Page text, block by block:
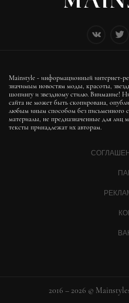
Mainstyle - информационный интернет-
значимым новостям моды, красоты,
шопингу и звездному стилю. Внимание!
сайта не может быть скопирована,
любым иным способом без письменного
материалы, не предназначенные для лиц
тексты принадлежат их авторам.
2016 – 2026 ©